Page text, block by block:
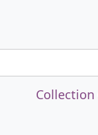
Collection